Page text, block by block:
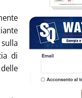
di